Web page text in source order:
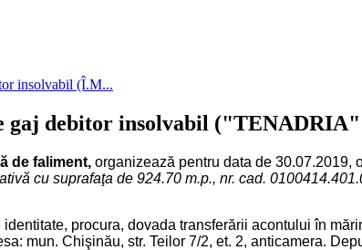
insolvabil (Î.M...
debitor insolvabil ("TENADRIA"
de faliment, organizează pentru data de 30.07.2019,
cu suprafaţa de 924.70 m.p., nr. cad.
procura, dovada transferării acontului în
mun. Chişinău, str. Teilor 7/2, et. 2, anticamera.